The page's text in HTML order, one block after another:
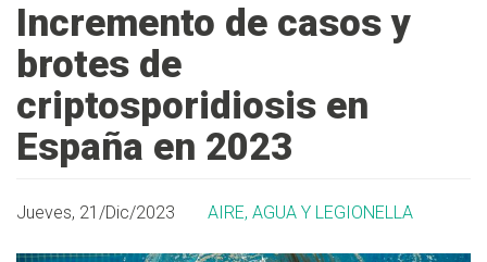
Incremento de casos y
brotes de
criptosporidiosis en
España en 2023
Jueves, 21/Dic/2023 AIRE, AGUA Y LEGIONELLA